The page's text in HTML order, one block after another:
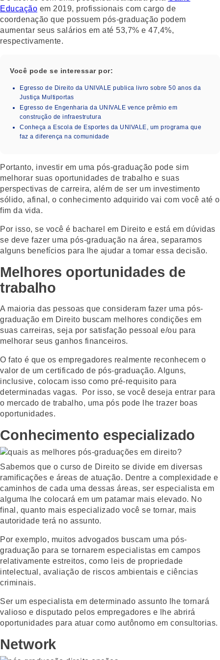
Educação em 2019, profissionais com cargo de
coordenação que possuem pós-graduação podem
aumentar seus salários em até 53,7% e 47,4%,
respectivamente.
Você pode se interessar por:
Egresso de Direito da UNIVALE publica livro sobre 50 anos da
Justiça Multiportas
Egresso de Engenharia da UNIVALE vence prêmio em
construção de infraestrutura
Conheça a Escola de Esportes da UNIVALE, um programa que
faz a diferença na comunidade
Portanto, investir em uma pós-graduação pode sim
melhorar suas oportunidades de trabalho e suas
perspectivas de carreira, além de ser um investimento
sólido, afinal, o conhecimento adquirido vai com você até o
fim da vida.
Por isso, se você é bacharel em Direito e está em dúvidas
se deve fazer uma pós-graduação na área, separamos
alguns benefícios para lhe ajudar a tomar essa decisão.
Melhores oportunidades de
trabalho
A maioria das pessoas que consideram fazer uma pós-
graduação em Direito buscam melhores condições em
suas carreiras, seja por satisfação pessoal e/ou para
melhorar seus ganhos financeiros.
O fato é que os empregadores realmente reconhecem o
valor de um certificado de pós-graduação. Alguns,
inclusive, colocam isso como pré-requisito para
determinadas vagas. Por isso, se você deseja entrar para
o mercado de trabalho, uma pós pode lhe trazer boas
oportunidades.
Conhecimento especializado
Sabemos que o curso de Direito se divide em diversas
ramificações e áreas de atuação. Dentre a complexidade e
caminhos de cada uma dessas áreas, ser especialista em
alguma lhe colocará em um patamar mais elevado. No
final, quanto mais especializado você se tornar, mais
autoridade terá no assunto.
Por exemplo, muitos advogados buscam uma pós-
graduação para se tornarem especialistas em campos
relativamente estreitos, como leis de propriedade
intelectual, avaliação de riscos ambientais e ciências
criminais.
Ser um especialista em determinado assunto lhe tornará
valioso e disputado pelos empregadores e lhe abrirá
oportunidades para atuar como autônomo em consultorias.
Network